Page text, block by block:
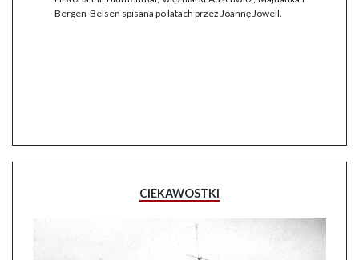
Bergen-Belsen spisana po latach przez Joannę Jowell.
CIEKAWOSTKI